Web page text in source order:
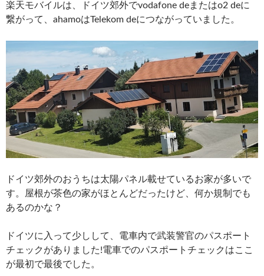
楽天モバイルは、ドイツ郊外でvodafone deまたはo2 deに
繋がって、ahamoはTelekom deにつながっていました。
ドイツ郊外のおうちは太陽パネル載せているお家が多いで
す。屋根が茶色の家がほとんどだったけど、何か規制でも
あるのかな？
ドイツに入って少しして、電車内で武装警官のパスポート
チェックがありました!電車でのパスポートチェックはここ
が最初で最後でした。